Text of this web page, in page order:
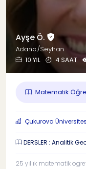
Ayşe Ö.
Adana/Seyhan
10 YIL
4 SAAT
Matematik
Çukurova
DERSLER : Analitik
25 yıllık matematik